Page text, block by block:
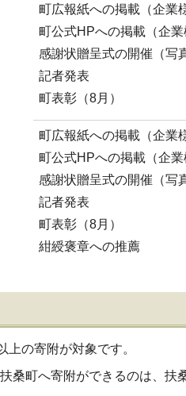
町広報紙への掲載（企業
町公式HPへの掲載（企業
感謝状贈呈式の開催（写
記者発表
町表彰（8月）
町広報紙への掲載（企業
町公式HPへの掲載（企業
感謝状贈呈式の開催（写
記者発表
町表彰（8月）
紺綬褒章への推薦
上の寄附が対象です。
桑町へ寄附ができるのは、扶